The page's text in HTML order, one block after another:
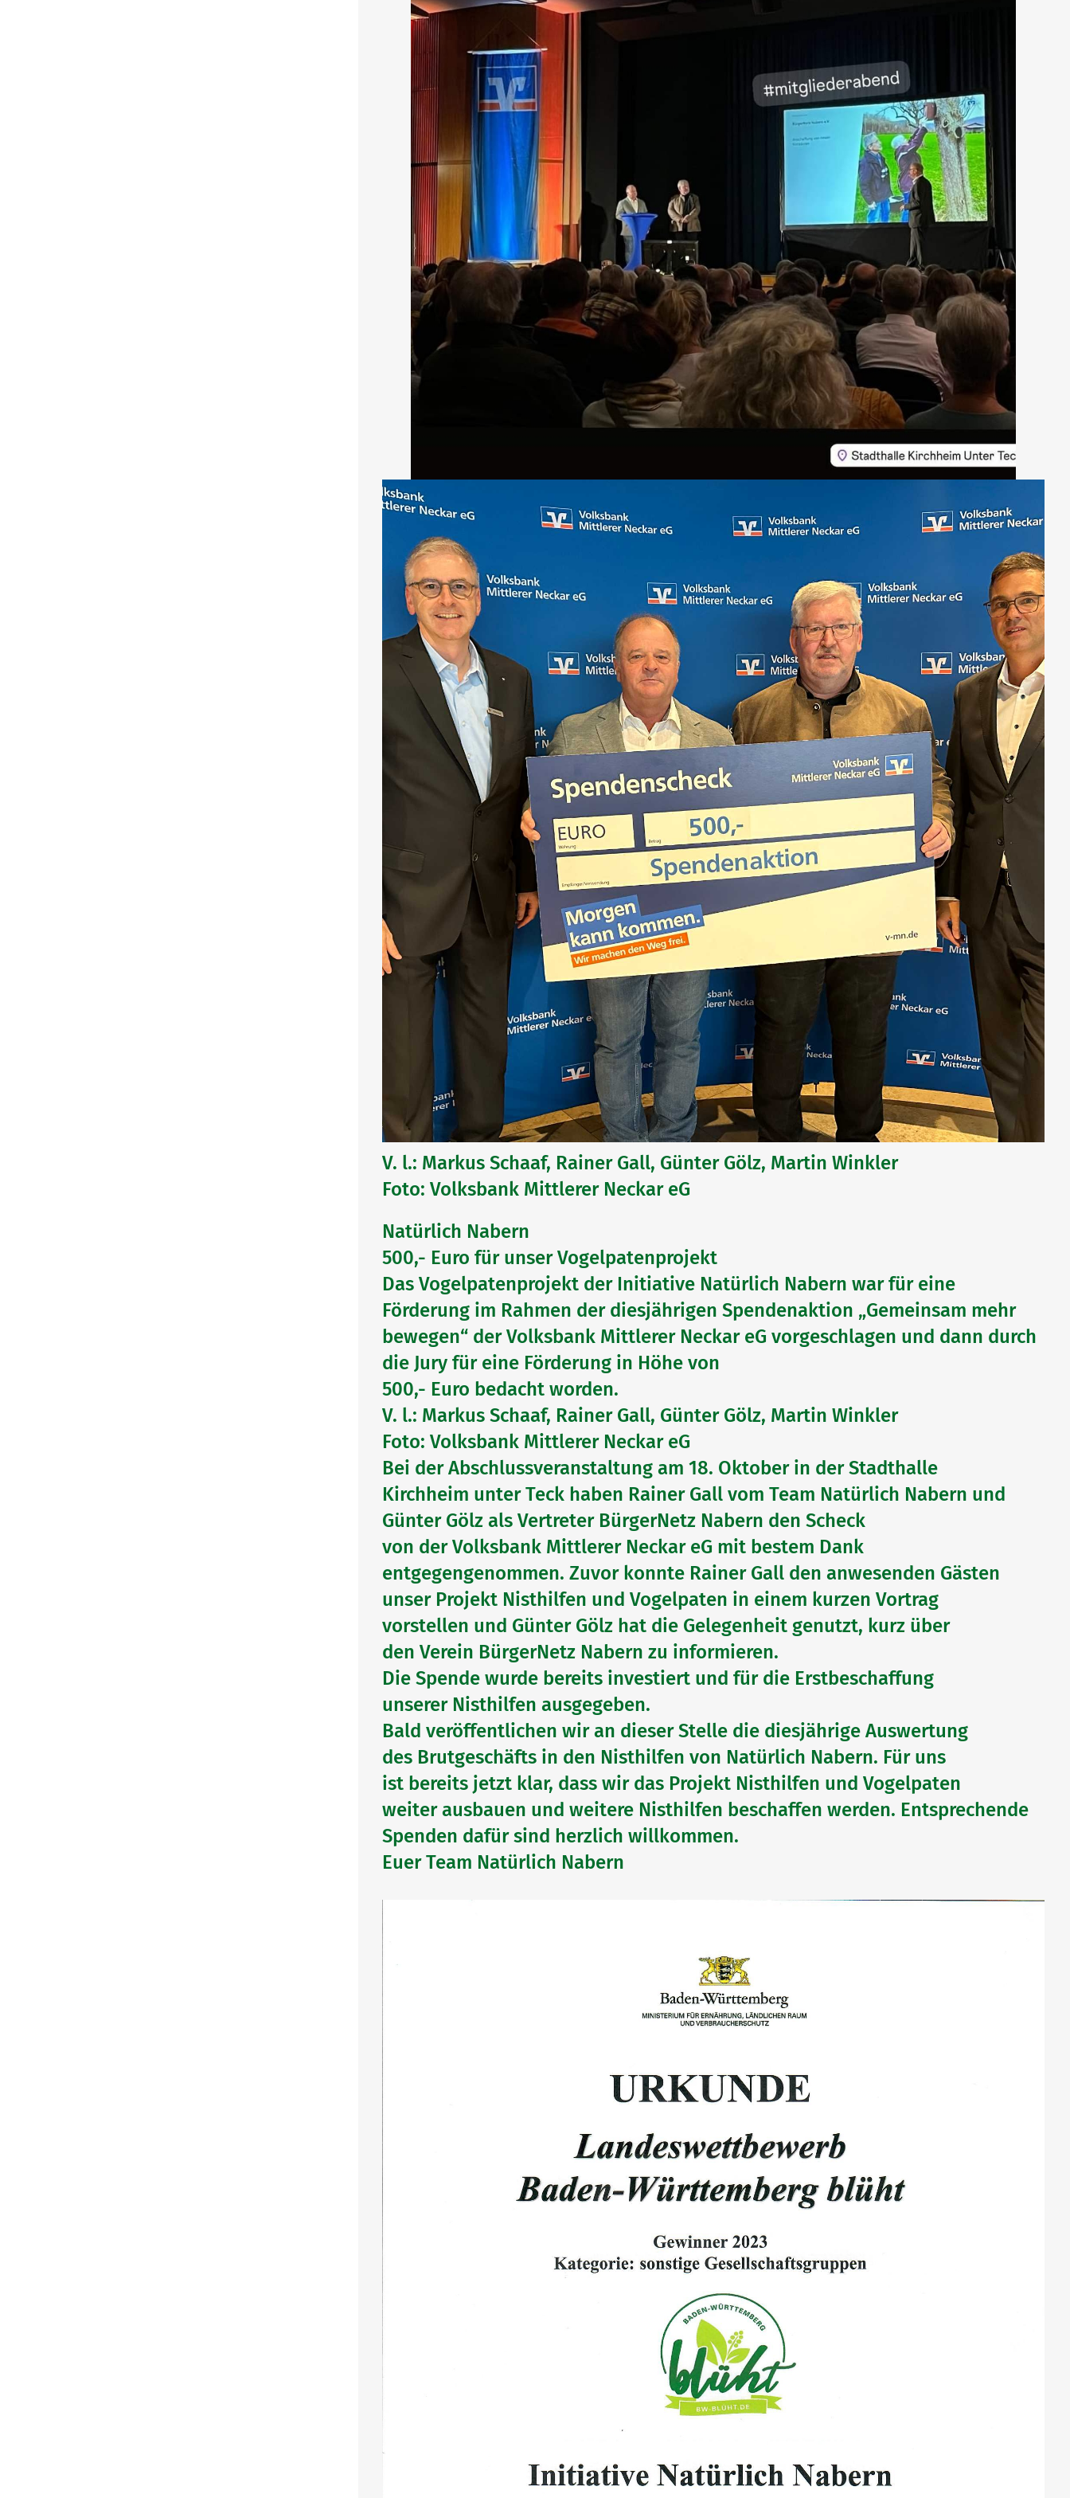
V. l.: Markus Schaaf, Rainer Gall, Günter Gölz, Martin Winkler
Foto: Volksbank Mittlerer Neckar eG
Natürlich Nabern
500,- Euro für unser Vogelpatenprojekt
Das Vogelpatenprojekt der Initiative Natürlich Nabern war für eine
Förderung im Rahmen der diesjährigen Spendenaktion „Gemeinsam mehr
bewegen“ der Volksbank Mittlerer Neckar eG vorgeschlagen und dann durch
die Jury für eine Förderung in Höhe von
500,- Euro bedacht worden.
V. l.: Markus Schaaf, Rainer Gall, Günter Gölz, Martin Winkler
Foto: Volksbank Mittlerer Neckar eG
Bei der Abschlussveranstaltung am 18. Oktober in der Stadthalle
Kirchheim unter Teck haben Rainer Gall vom Team Natürlich Nabern und
Günter Gölz als Vertreter BürgerNetz Nabern den Scheck
von der Volksbank Mittlerer Neckar eG mit bestem Dank
entgegengenommen. Zuvor konnte Rainer Gall den anwesenden Gästen
unser Projekt Nisthilfen und Vogelpaten in einem kurzen Vortrag
vorstellen und Günter Gölz hat die Gelegenheit genutzt, kurz über
den Verein BürgerNetz Nabern zu informieren.
Die Spende wurde bereits investiert und für die Erstbeschaffung
unserer Nisthilfen ausgegeben.
Bald veröffentlichen wir an dieser Stelle die diesjährige Auswertung
des Brutgeschäfts in den Nisthilfen von Natürlich Nabern. Für uns
ist bereits jetzt klar, dass wir das Projekt Nisthilfen und Vogelpaten
weiter ausbauen und weitere Nisthilfen beschaffen werden. Entsprechende
Spenden dafür sind herzlich willkommen.
Euer Team Natürlich Nabern